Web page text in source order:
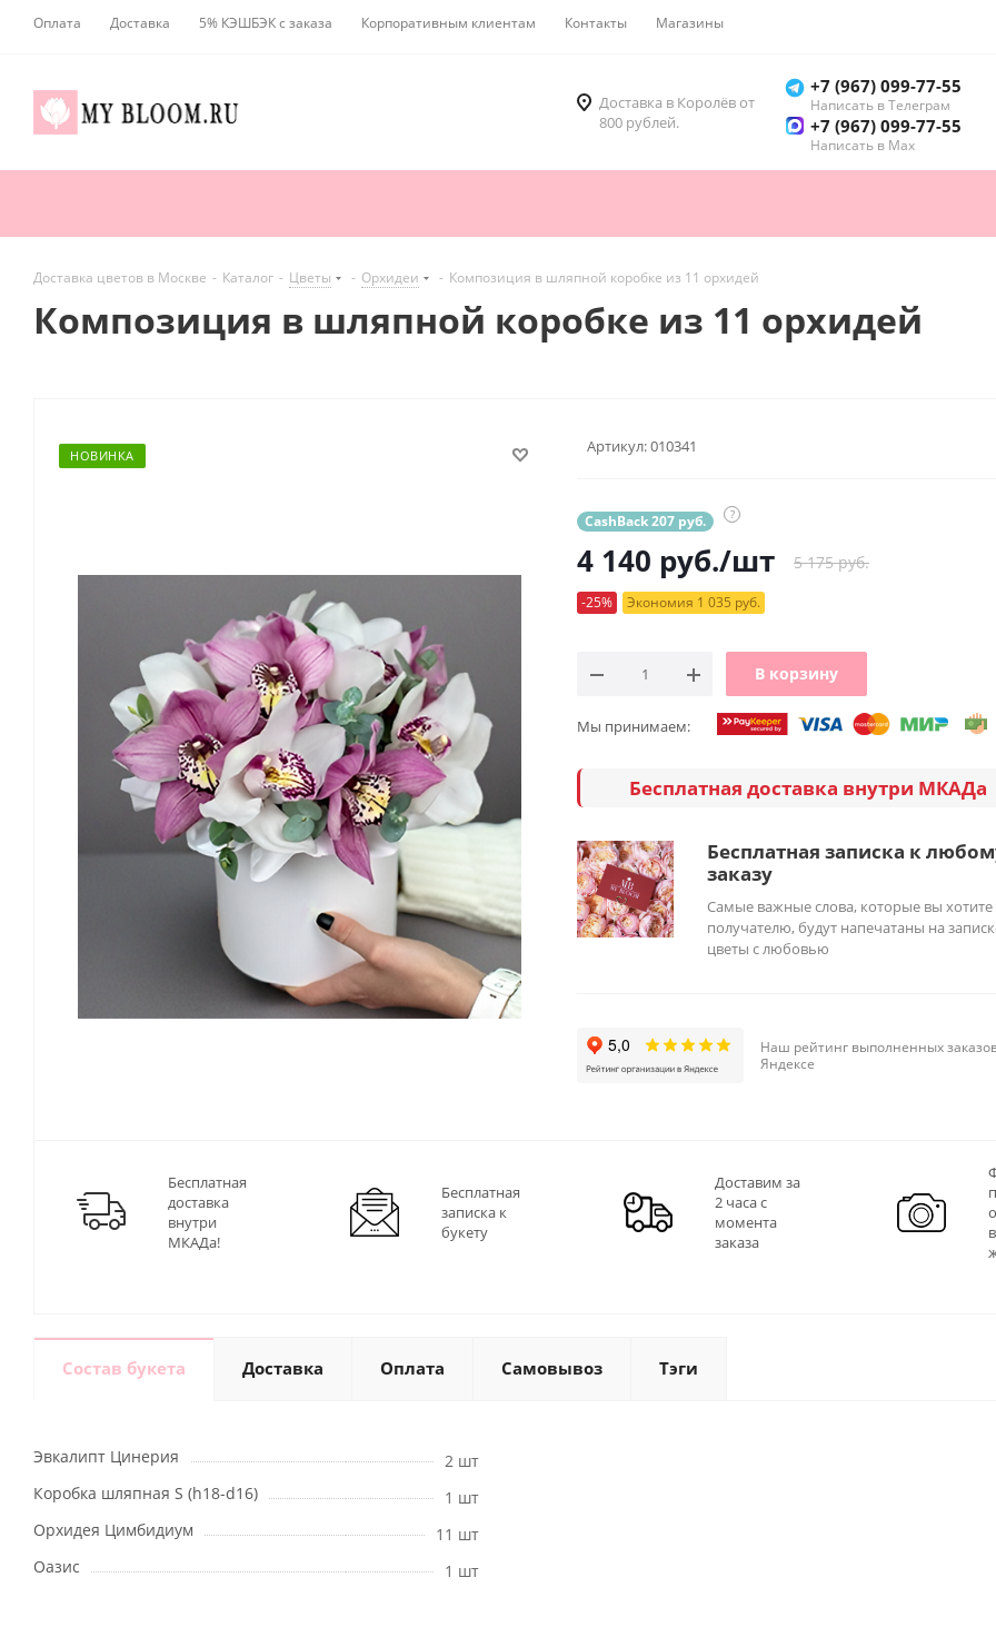
Оплата Доставка 5% КЭШБЭК с заказа Корпоративным клиентам Контакты Магазины
Доставка в Королёв от
800 рублей.
+7 (967) 099-77-55
Написать в Телеграм
+7 (967) 099-77-55
Написать в Мах
Доставка цветов в Москве - Каталог - Цветы - Орхидеи - Композиция в шляпной коробке из 11 орхидей
Композиция в шляпной коробке из 11 орхидей
НОВИНКА Артикул:010341
CashBack 207 руб. ?
4 140 руб./шт 5 175 руб.
-25% Экономия 1 035 руб.
В корзину
Мы принимаем:
Бесплатная доставка внутри МКАДа
Бесплатная записка к
заказу
Самые важные слова, которые вы хотите
получателю, будут напечатаны на
цветы с любовью
Наш рейтинг выполненных
Яндексе
Бесплатная
доставка
внутри
МКАДа!
Бесплатная
записка к
букету
Доставим за
2 часа с
момента
заказа
Состав букета Доставка Оплата Самовывоз Тэги
Эвкалипт Цинерия
2 шт
Коробка шляпная S (h18-d16)
1 шт
Орхидея Цимбидиум
11 шт
Оазис
1 шт